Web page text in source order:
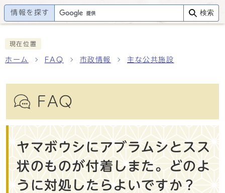
情報を探す 検索
現在位置
ホーム FAQ 市政情報 主な公共施設
FAQ
ヤマボウシにアブラムシとスス
状のものが付着しまた。どのよ
うに対処したらよいですか？